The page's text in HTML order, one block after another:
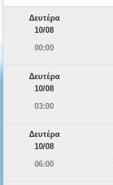
Δευτέρα
10/08
00:00
Δευτέρα
10/08
03:00
Δευτέρα
10/08
06:00